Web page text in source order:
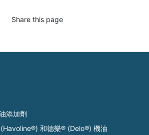
Share this page
添加劑
和德樂® (Delo®) 機油